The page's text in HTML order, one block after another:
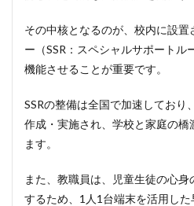
その中核となるのが、校内に設置
ー（SSR：スペシャルサポートル
機能させることが重要です。
SSRの整備は全国で加速しており
作成・実施され、学校と家庭の
ます。
また、教職員は、児童生徒の心
するため、1人1台端末を活用し